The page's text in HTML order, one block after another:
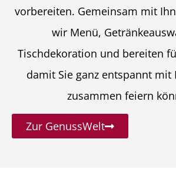
vorbereiten. Gemeinsam mit
wir Menü,
Tischdekoration und bereiten
damit Sie ganz entspannt mit
zusammen feiern
Zur GenussWelt